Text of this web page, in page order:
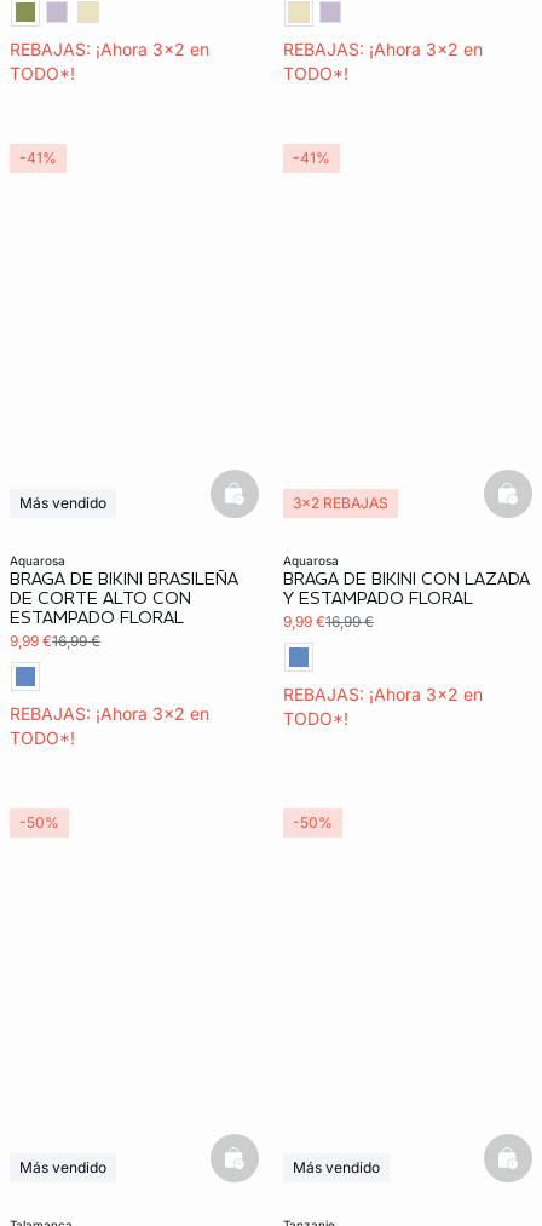
REBAJAS: ¡Ahora 3x2 en
TODO*!
REBAJAS: ¡Ahora 3x2 en
TODO*!
aquarosa
BRAGA DE BIKINI BRASILEÑA
DE CORTE ALTO CON
ESTAMPADO FLORAL
9,99 €16,99 €
REBAJAS: ¡Ahora 3x2 en
TODO*!
Más vendido
basketfull
-41%
aquarosa
BRAGA DE BIKINI CON LAZADA
Y ESTAMPADO FLORAL
9,99 €16,99 €
REBAJAS: ¡Ahora 3x2 en
TODO*!
3x2 REBAJAS
-41%
Más vendido
basketfull
-50%
Más vendido
-50%